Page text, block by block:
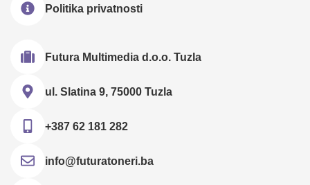
Politika privatnosti
Futura Multimedia d.o.o. Tuzla
ul. Slatina 9, 75000 Tuzla
+387 62 181 282
info@futuratoneri.ba